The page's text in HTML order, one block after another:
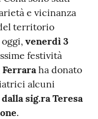
e vicinanza
territorio
venerdì 3
festività
Ferraraha donato
alcuni
sig.ra Teresa
.